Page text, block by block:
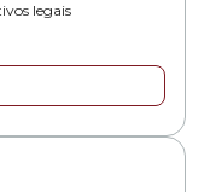
legais